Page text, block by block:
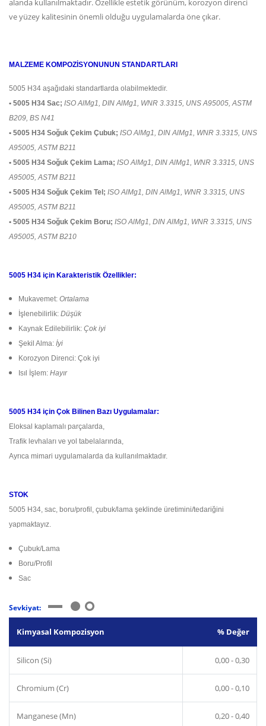
alanda kullanılmaktadır. Özellikle estetik görünüm, korozyon direnci
ve yüzey kalitesinin önemli olduğu uygulamalarda öne çıkar.
MALZEME KOMPOZİSYONUNUN STANDARTLARI
5005 H34 aşağıdaki standartlarda olabilmektedir.
• 5005 H34 Sac; ISO AlMg1, DIN AlMg1, WNR 3.3315, UNS A95005, ASTM
B209, BS N41
• 5005 H34 Soğuk Çekim Çubuk; ISO AlMg1, DIN AlMg1, WNR 3.3315, UNS
A95005, ASTM B211
• 5005 H34​ Soğuk Çekim Lama; ISO AlMg1, DIN AlMg1, WNR 3.3315, UNS
A95005, ASTM B211
• 5005 H34​ Soğuk Çekim Tel; ISO AlMg1, DIN AlMg1, WNR 3.3315, UNS
A95005, ASTM B211
• 5005 H34 Soğuk Çekim Boru; ISO AlMg1, DIN AlMg1, WNR 3.3315, UNS
A95005, ASTM B210
5005 H34 için Karakteristik Özellikler:
Mukavemet: Ortalama
İşlenebilirlik: Düşük
Kaynak Edilebilirlik: Çok iyi
Şekil Alma: İyi
Korozyon Direnci: Çok iyi
Isıl İşlem: Hayır
5005 H34 için Çok Bilinen Bazı Uygulamalar:
Eloksal kaplamalı parçalarda,
Trafik levhaları ve yol tabelalarında,
Ayrıca mimari uygulamalarda da kullanılmaktadır.
STOK
5005 H34, sac, boru/profil, çubuk/lama şeklinde üretimini/tedariğini
yapmaktayız.
Çubuk/Lama
Boru/Profil
Sac
Sevkiyat:
Kimyasal Kompozisyon % Değer
Silicon (Si) 0,00 - 0,30
Chromium (Cr) 0,00 - 0,10
Manganese (Mn) 0,20 - 0,40